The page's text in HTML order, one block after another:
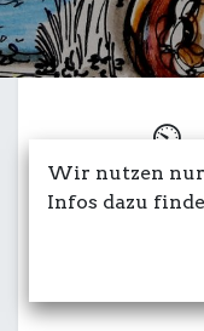
⏲️
➡️
Wir nutzen nur
Infos dazu